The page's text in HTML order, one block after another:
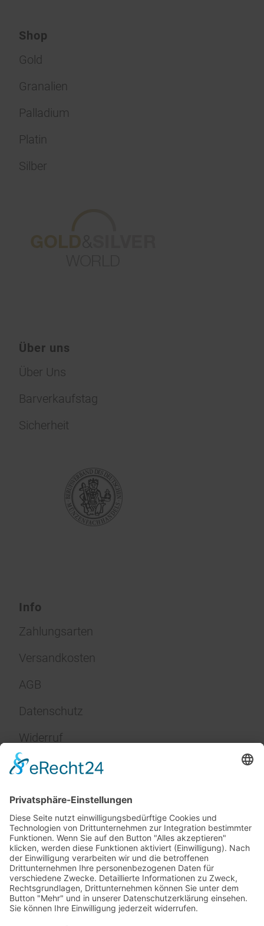
Shop
Gold
Granalien
Palladium
Platin
Silber
Über uns
Über Uns
Barverkaufstag
Sicherheit
Info
Zahlungsarten
Versandkosten
AGB
Datenschutz
Widerruf
Impressum
Service
FAQ
Zahlungsarten